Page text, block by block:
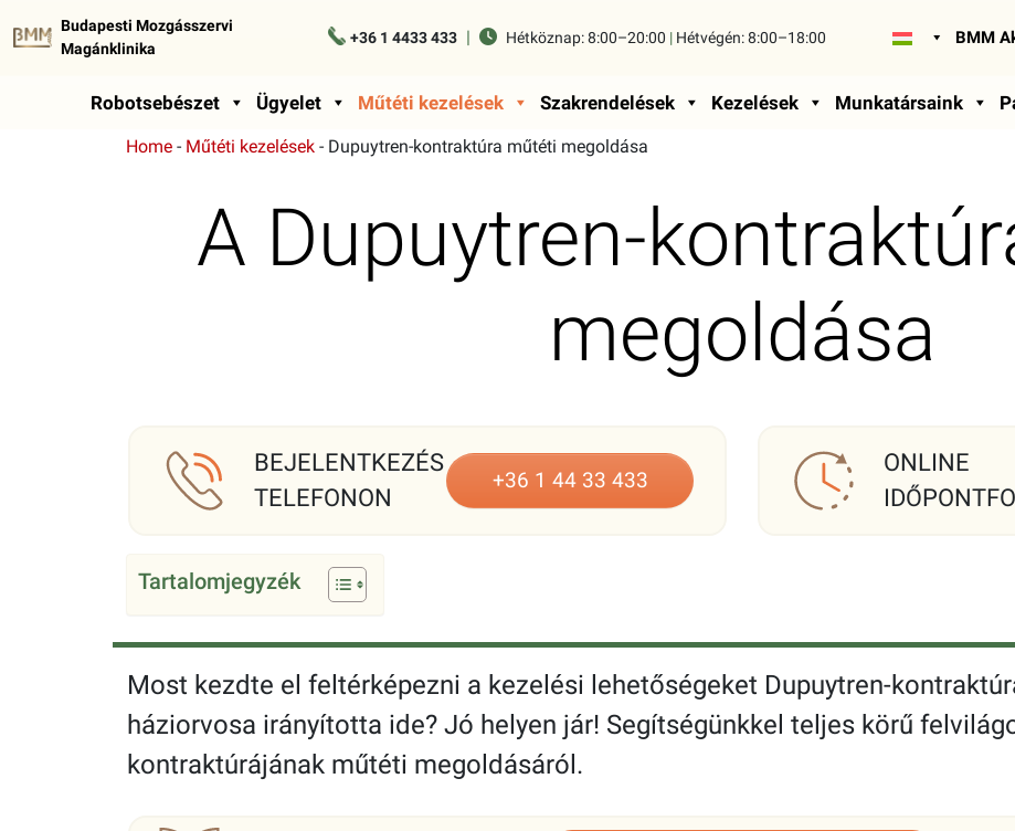
Budapesti Mozgásszervi
Magánklinika
+36 1 4433 433 | Hétköznap:8:00–20:00 | Hétvégén:8:00–18:00 BMM
Robotsebészet Ügyelet Műtéti kezelések Szakrendelések Kezelések Munkatársaink
Home - Műtéti kezelések - Dupuytren-kontraktúra műtéti megoldása
A Dupuytren-
megoldása
BEJELENTKEZÉS
TELEFONON
+36 1 44 33 433
ONLINE
Tartalomjegyzék
Most kezdte el feltérképezni a kezelési lehetőségeket Dupuytren-
háziorvosa irányította ide? Jó helyen jár! Segítségünkkel teljes körű
kontraktúrájának műtéti megoldásáról.